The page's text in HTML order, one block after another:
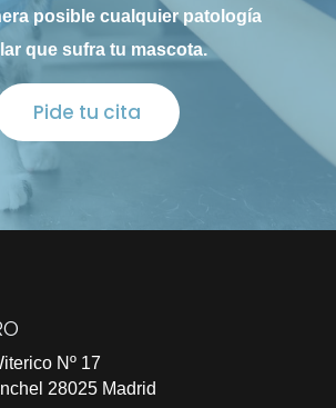
posible cualquier patología
que sufra tu mascota.
Pide tu cita
Nº 17
28025 Madrid